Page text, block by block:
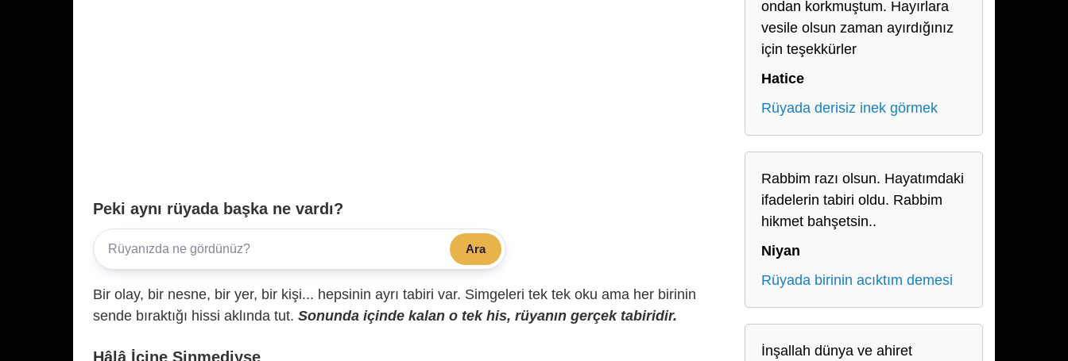
Peki aynı rüyada başka ne vardı?
Ara
Bir olay, bir nesne, bir yer, bir kişi... hepsinin ayrı tabiri var. Simgeleri tek tek oku ama her birinin
sende bıraktığı hissi aklında tut. Sonunda içinde kalan o tek his, rüyanın gerçek tabiridir.
Hâlâ İçine Sinmediyse
ondan korkmuştum. Hayırlara
vesile olsun zaman ayırdığınız
için teşekkürler
Hatice
Rüyada derisiz inek görmek
Rabbim razı olsun. Hayatımdaki
ifadelerin tabiri oldu. Rabbim
hikmet bahşetsin..
Niyan
Rüyada birinin acıktım demesi
İnşallah dünya ve ahiret